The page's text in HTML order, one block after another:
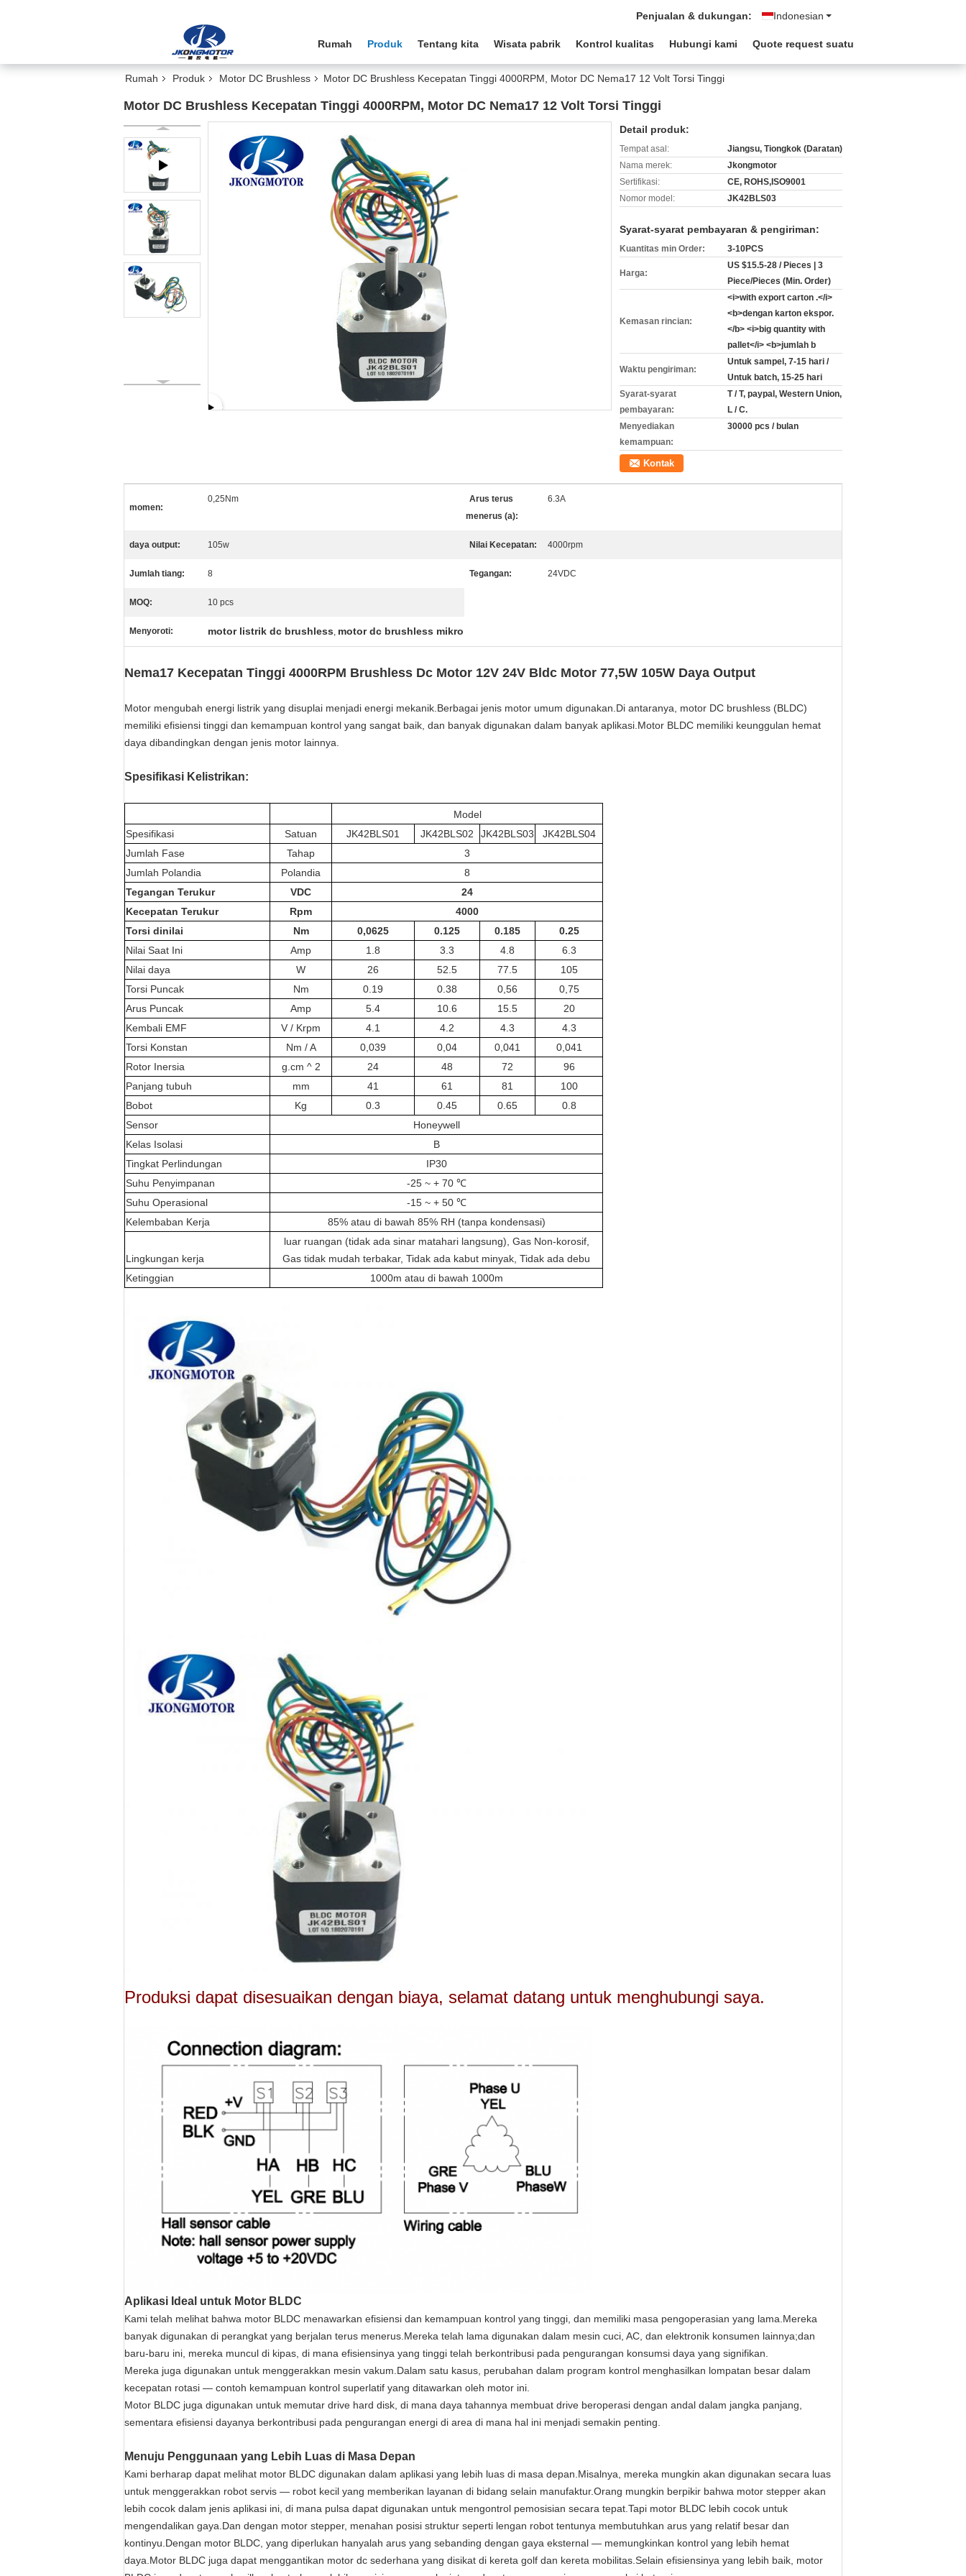
Indonesian
Penjualan & dukungan:
Rumah Produk Tentang kita Wisata pabrik Kontrol kualitas Hubungi kami Quote request suatu
Rumah Produk Motor DC Brushless Motor DC Brushless Kecepatan Tinggi 4000RPM, Motor DC Nema17 12 Volt Torsi Tinggi
Motor DC Brushless Kecepatan Tinggi 4000RPM, Motor DC Nema17 12 Volt Torsi Tinggi
Detail produk:
Tempat asal:
Jiangsu, Tiongkok (Daratan)
Nama merek:
Jkongmotor
Sertifikasi:
CE, ROHS,ISO9001
Nomor model:
JK42BLS03
Syarat-syarat pembayaran & pengiriman:
Kuantitas min Order: 3-10PCS
Harga:
US $15.5-28 / Pieces | 3
Piece/Pieces (Min. Order)
Kemasan rincian:
<i>with export carton .</i>
<b>dengan karton ekspor.
</b> <i>big quantity with
pallet</i> <b>jumlah b
Waktu pengiriman:
Untuk sampel, 7-15 hari /
Untuk batch, 15-25 hari
Syarat-syarat
pembayaran:
T / T, paypal, Western Union,
L / C.
Menyediakan
kemampuan:
30000 pcs / bulan
Kontak
momen:
0,25Nm
Arus terus
menerus (a):
6.3A
daya output: 105w Nilai Kecepatan: 4000rpm
Jumlah tiang: 8 Tegangan: 24VDC
MOQ: 10 pcs
Menyoroti: motor listrik dc brushless, motor dc brushless mikro
Nema17 Kecepatan Tinggi 4000RPM Brushless Dc Motor 12V 24V Bldc Motor 77,5W 105W Daya Output
Motor mengubah energi listrik yang disuplai menjadi energi mekanik.Berbagai jenis motor umum digunakan.Di antaranya, motor DC brushless (BLDC)
memiliki efisiensi tinggi dan kemampuan kontrol yang sangat baik, dan banyak digunakan dalam banyak aplikasi.Motor BLDC memiliki keunggulan hemat
daya dibandingkan dengan jenis motor lainnya.
Spesifikasi Kelistrikan:
Model
Spesifikasi
Satuan JK42BLS01 JK42BLS02 JK42BLS03
JK42BLS04
Jumlah Fase
Tahap
3
Jumlah Polandia
Polandia
8
Tegangan Terukur
VDC
24
Kecepatan Terukur
Rpm
4000
Torsi dinilai
Nm 0,0625 0.125 0.185
0.25
Nilai Saat Ini
Amp 1.8 3.3 4.8
6.3
Nilai daya
W 26 52.5 77.5
105
Torsi Puncak
Nm 0.19 0.38 0,56
0,75
Arus Puncak
Amp 5.4 10.6 15.5
20
Kembali EMF
V / Krpm 4.1 4.2 4.3
4.3
Torsi Konstan
Nm / A 0,039 0,04 0,041
0,041
Rotor Inersia
g.cm ^ 2 24 48 72
96
Panjang tubuh
mm 41 61 81
100
Bobot
Kg 0.3 0.45 0.65
0.8
Sensor
Honeywell
Kelas Isolasi
B
Tingkat Perlindungan
IP30
Suhu Penyimpanan
-25 ~ + 70 ℃
Suhu Operasional
-15 ~ + 50 ℃
Kelembaban Kerja
85% atau di bawah 85% RH (tanpa kondensasi)
Lingkungan kerja
luar ruangan (tidak ada sinar matahari langsung), Gas Non-korosif,
Gas tidak mudah terbakar, Tidak ada kabut minyak, Tidak ada debu
Ketinggian
1000m atau di bawah 1000m
Produksi dapat disesuaikan dengan biaya, selamat datang untuk menghubungi saya.
Aplikasi Ideal untuk Motor BLDC
Kami telah melihat bahwa motor BLDC menawarkan efisiensi dan kemampuan kontrol yang tinggi, dan memiliki masa pengoperasian yang lama.Mereka
banyak digunakan di perangkat yang berjalan terus menerus.Mereka telah lama digunakan dalam mesin cuci, AC, dan elektronik konsumen lainnya;dan
baru-baru ini, mereka muncul di kipas, di mana efisiensinya yang tinggi telah berkontribusi pada pengurangan konsumsi daya yang signifikan.
Mereka juga digunakan untuk menggerakkan mesin vakum.Dalam satu kasus, perubahan dalam program kontrol menghasilkan lompatan besar dalam
kecepatan rotasi — contoh kemampuan kontrol superlatif yang ditawarkan oleh motor ini.
Motor BLDC juga digunakan untuk memutar drive hard disk, di mana daya tahannya membuat drive beroperasi dengan andal dalam jangka panjang,
sementara efisiensi dayanya berkontribusi pada pengurangan energi di area di mana hal ini menjadi semakin penting.
Menuju Penggunaan yang Lebih Luas di Masa Depan
Kami berharap dapat melihat motor BLDC digunakan dalam aplikasi yang lebih luas di masa depan.Misalnya, mereka mungkin akan digunakan secara luas
untuk menggerakkan robot servis — robot kecil yang memberikan layanan di bidang selain manufaktur.Orang mungkin berpikir bahwa motor stepper akan
lebih cocok dalam jenis aplikasi ini, di mana pulsa dapat digunakan untuk mengontrol pemosisian secara tepat.Tapi motor BLDC lebih cocok untuk
mengendalikan gaya.Dan dengan motor stepper, menahan posisi struktur seperti lengan robot tentunya membutuhkan arus yang relatif besar dan
kontinyu.Dengan motor BLDC, yang diperlukan hanyalah arus yang sebanding dengan gaya eksternal — memungkinkan kontrol yang lebih hemat
daya.Motor BLDC juga dapat menggantikan motor dc sederhana yang disikat di kereta golf dan kereta mobilitas.Selain efisiensinya yang lebih baik, motor